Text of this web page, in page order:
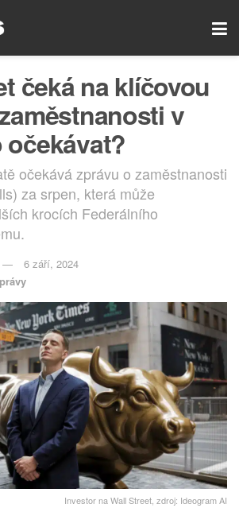
čeká na klíčovou
v
očekávat?
očekává zprávu o zaměstnanosti
za srpen, která může
krocích Federálního
6 září, 2024
Investor na Wall Street, zdroj: Ideogram AI